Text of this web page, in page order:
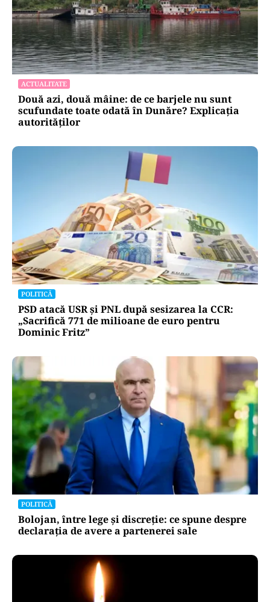
ACTUALITATE
Două azi, două mâine: de ce barjele nu sunt
scufundate toate odată în Dunăre? Explicația
autorităților
POLITICĂ
PSD atacă USR și PNL după sesizarea la CCR:
„Sacrifică 771 de milioane de euro pentru
Dominic Fritz”
POLITICĂ
Bolojan, între lege și discreție: ce spune despre
declarația de avere a partenerei sale